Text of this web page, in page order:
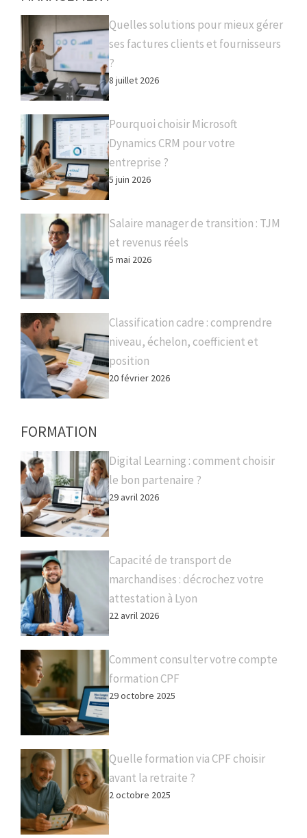
Quelles solutions pour mieux gérer
ses factures clients et fournisseurs
?
8 juillet 2026
Pourquoi choisir Microsoft
Dynamics CRM pour votre
entreprise ?
5 juin 2026
Salaire manager de transition : TJM
et revenus réels
5 mai 2026
Classification cadre : comprendre
niveau, échelon, coefficient et
position
20 février 2026
FORMATION
Digital Learning : comment choisir
le bon partenaire ?
29 avril 2026
Capacité de transport de
marchandises : décrochez votre
attestation à Lyon
22 avril 2026
Comment consulter votre compte
formation CPF
29 octobre 2025
Quelle formation via CPF choisir
avant la retraite ?
2 octobre 2025